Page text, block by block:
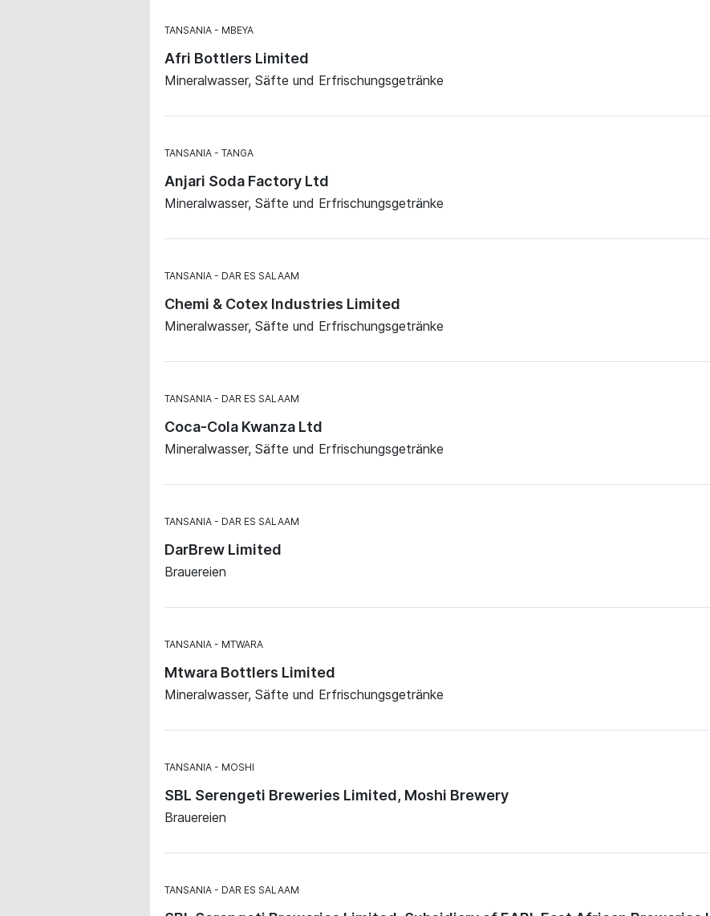
TANSANIA MBEYA
Afri Bottlers Limited
Mineralwasser, Säfte und Erfrischungsgetränke
TANSANIA TANGA
Anjari Soda Factory Ltd
Mineralwasser, Säfte und Erfrischungsgetränke
TANSANIA DAR ES SALAAM
Chemi & Cotex Industries Limited
Mineralwasser, Säfte und Erfrischungsgetränke
TANSANIA DAR ES SALAAM
Coca-Cola Kwanza Ltd
Mineralwasser, Säfte und Erfrischungsgetränke
TANSANIA DAR ES SALAAM
DarBrew Limited
Brauereien
TANSANIA MTWARA
Mtwara Bottlers Limited
Mineralwasser, Säfte und Erfrischungsgetränke
TANSANIA MOSHI
SBL Serengeti Breweries Limited, Moshi Brewery
Brauereien
TANSANIA DAR ES SALAAM